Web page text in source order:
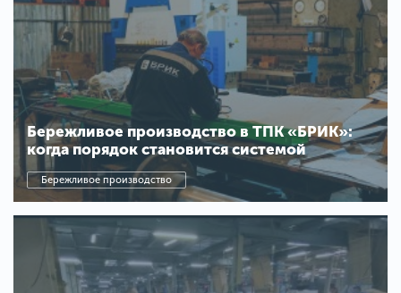
Бережливое производство в ТПК «БРИК»:
когда порядок становится системой
Бережливое производство